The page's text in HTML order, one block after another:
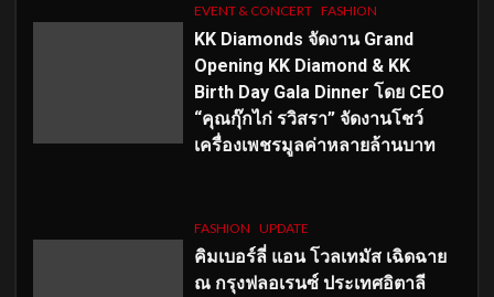
EVENT & CONCERT FASHION
KK Diamonds จัดงาน Grand
Opening KK Diamond & KK
Birth Day Gala Dinner โดย CEO
“คุณกุ๊กไก่ รวิสรา” จัดงานโชว์
เครื่องเพชรมูลค่าหลายล้านบาท
FASHION UPDATE
คิมเบอร์ลี่ แอน โวลเทมัส เฉิดฉาย
ณ กรุงฟลอเรนซ์ ประเทศอิตาลี